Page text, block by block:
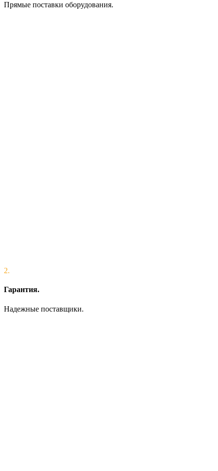
Прямые поставки оборудования.
2.
Гарантия.
Надежные поставщики.